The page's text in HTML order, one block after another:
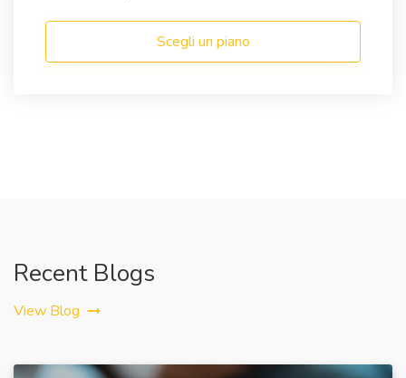
Scegli un piano
Recent Blogs
View Blog